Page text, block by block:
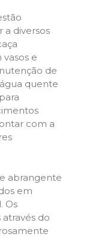
a diversos
e
de
quente
com a
abrangente
em
Os
do